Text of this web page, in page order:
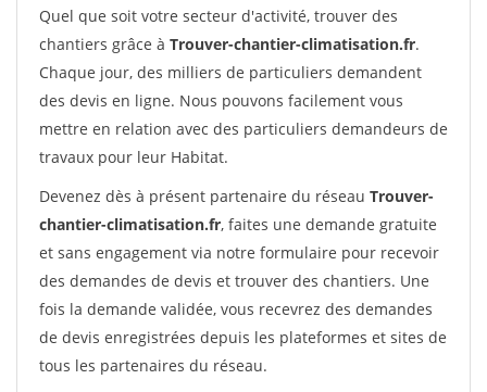
Quel que soit votre secteur d'activité, trouver des
chantiers grâce à Trouver-chantier-climatisation.fr.
Chaque jour, des milliers de particuliers demandent
des devis en ligne. Nous pouvons facilement vous
mettre en relation avec des particuliers demandeurs de
travaux pour leur Habitat.
Devenez dès à présent partenaire du réseau Trouver-
chantier-climatisation.fr, faites une demande gratuite
et sans engagement via notre formulaire pour recevoir
des demandes de devis et trouver des chantiers. Une
fois la demande validée, vous recevrez des demandes
de devis enregistrées depuis les plateformes et sites de
tous les partenaires du réseau.